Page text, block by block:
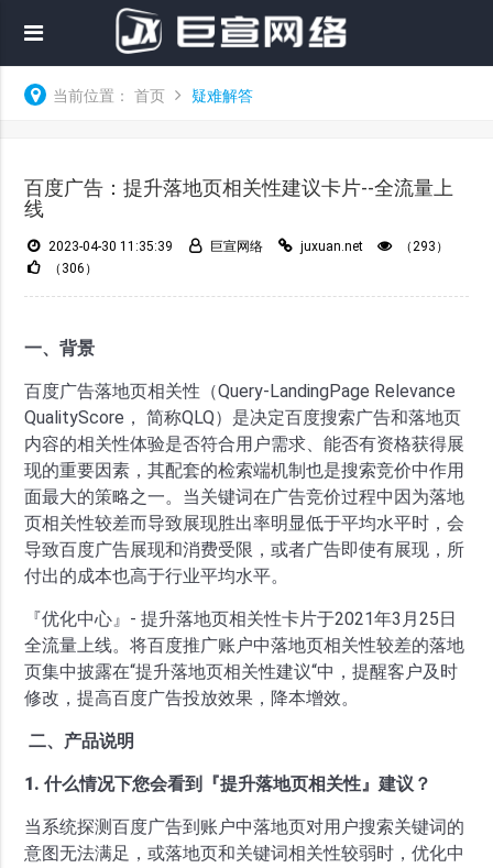
当前位置： 首页 疑难解答
百度广告：提升落地页相关性建议卡片--全流量上
线
2023-04-30 11:35:39 巨宣网络 juxuan.net
（293）
（306）
一、背景
百度广告落地页相关性（Query-LandingPage Relevance
QualityScore， 简称QLQ）是决定百度搜索广告和落地页
内容的相关性体验是否符合用户需求、能否有资格获得展
现的重要因素，其配套的检索端机制也是搜索竞价中作用
面最大的策略之一。当关键词在广告竞价过程中因为落地
页相关性较差而导致展现胜出率明显低于平均水平时，会
导致百度广告展现和消费受限，或者广告即使有展现，所
付出的成本也高于行业平均水平。
『优化中心』- 提升落地页相关性卡片于2021年3月25日
全流量上线。将百度推广账户中落地页相关性较差的落地
页集中披露在“提升落地页相关性建议“中，提醒客户及时
修改，提高百度广告投放效果，降本增效。
二、产品说明
1. 什么情况下您会看到『提升落地页相关性』建议？
当系统探测百度广告到账户中落地页对用户搜索关键词的
意图无法满足，或落地页和关键词相关性较弱时，优化中